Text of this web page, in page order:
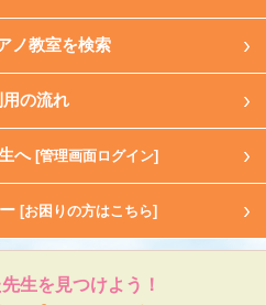
ノ教室を検索
用の流れ
へ [管理画面ログイン]
[お困りの方はこちら]
生を見つけよう！